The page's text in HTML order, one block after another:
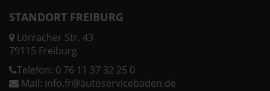
STANDORT FREIBURG
Lörracher Str. 43
79115 Freiburg
Telefon: 0 76 11 37 32 25 0
Mail: info.fr@autoservicebaden.de